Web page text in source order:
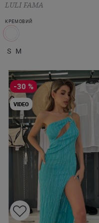
LULI FAMA
КРЕМОВИЙ
S M
VIDEO
-30 %